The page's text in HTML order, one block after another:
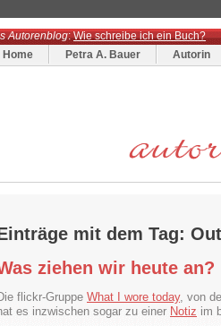
Autorenblog:Wie schreibe ich ein Buch?
Home
Petra A. Bauer Autorin
mit dem Tag:
ziehen wir heute an?
flickr-Gruppe What I wore today, von
es inzwischen sogar zu einer Notiz im